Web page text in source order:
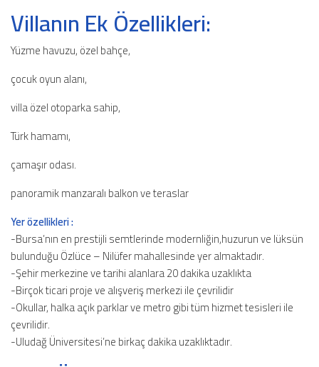
Villanın Ek Özellikleri:
Yüzme havuzu, özel bahçe,
çocuk oyun alanı,
villa özel otoparka sahip,
Türk hamamı,
çamaşır odası.
panoramik manzaralı balkon ve teraslar
Yer özellikleri :
-Bursa’nın en prestijli semtlerinde modernliğin,huzurun ve lüksün
bulunduğu Özlüce – Nilüfer mahallesinde yer almaktadır.
-Şehir merkezine ve tarihi alanlara 20 dakika uzaklıkta
-Birçok ticari proje ve alışveriş merkezi ile çevrilidir
-Okullar, halka açık parklar ve metro gibi tüm hizmet tesisleri ile
çevrilidir.
-Uludağ Üniversitesi’ne birkaç dakika uzaklıktadır.